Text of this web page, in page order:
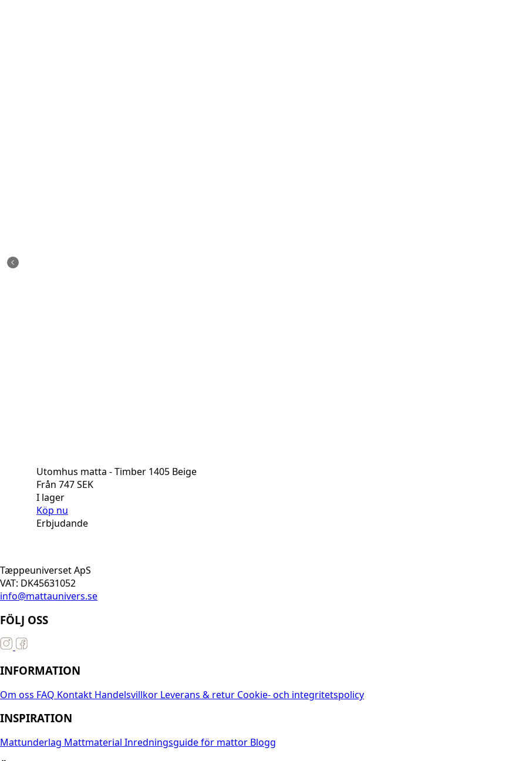
Utomhus matta - Timber 1405 Beige
Från 747SEK
I lager
Köp nu
Erbjudande
Tæppeuniverset ApS
VAT: DK45631052
info@mattaunivers.se
FÖLJ OSS
INFORMATION
Om oss FAQ Kontakt Handelsvillkor Leverans & retur Cookie- och integritetspolicy
INSPIRATION
Mattunderlag Mattmaterial Inredningsguide för mattor Blogg